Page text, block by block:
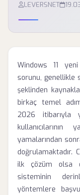
LEVERSNET
Windows 11
sorunu, genellikle
şeklinden
birkaç temel
2026 itibarıyla
yamalarından
doğrulamaktadır.
ilk çözüm olsa
sisteminin
yöntemlere